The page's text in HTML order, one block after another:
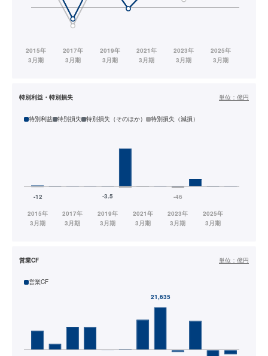
特別利益・特別損失 単位： 億円
特別利益 特別損失 特別損失（そのほか） 特別損失（減損）
営業CF 単位： 億円
営業CF